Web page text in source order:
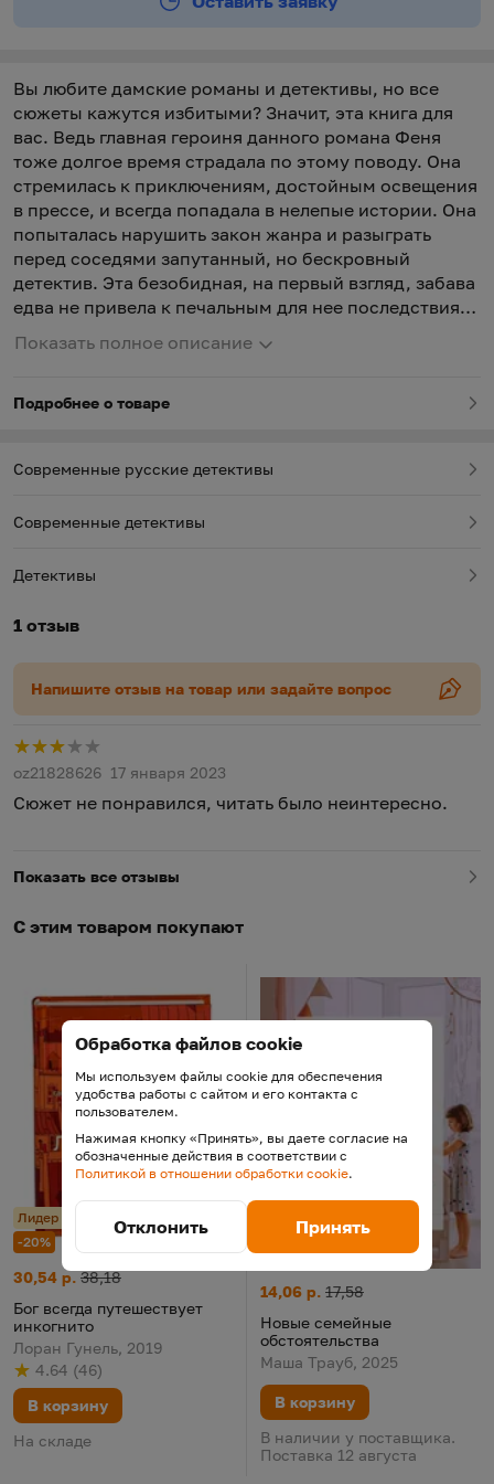
Вы любите дамские романы и детективы, но все
сюжеты кажутся избитыми? Значит, эта книга для
вас. Ведь главная героиня данного романа Феня
тоже долгое время страдала по этому поводу. Она
стремилась к приключениям, достойным освещения
в прессе, и всегда попадала в нелепые истории. Она
попыталась нарушить закон жанра и разыграть
перед соседями запутанный, но бескровный
детектив. Эта безобидная, на первый взгляд, забава
едва не привела к печальным для нее последствиям,
а кому-то стоила жизни...
Показать полное описание
Подробнее о товаре
Современные русские детективы
Современные детективы
Детективы
1 отзыв
Напишите отзыв на товар или задайте вопрос
oz21828626 17 января 2023
Сюжет не понравился, читать было неинтересно.
Показать все отзывы
С этим товаром покупают
Лидер продаж
-20%
Бог всегда путешествует инкогнито
Цена:
30,54 р.
Старая цена:
38,18
Бог всегда путешествует
инкогнито
Лоран Гунель, 2019
Рейтинг
4.64
из 5 (
по результату
46
голосов
)
В корзину
На складе
-20%
Новые семейные
Цена:
14,06 р.
Старая цена:
17,58
Новые семейные
обстоятельства
Маша Трауб, 2025
В корзину
В наличии у поставщика.
Поставка 12 августа
Обработка файлов cookie
Мы используем файлы cookie для обеспечения
удобства работы с сайтом и его контакта с
пользователем.
Нажимая кнопку «Принять», вы даете согласие на
обозначенные действия в соответствии с
Политикой в отношении обработки cookie.
Отклонить Принять